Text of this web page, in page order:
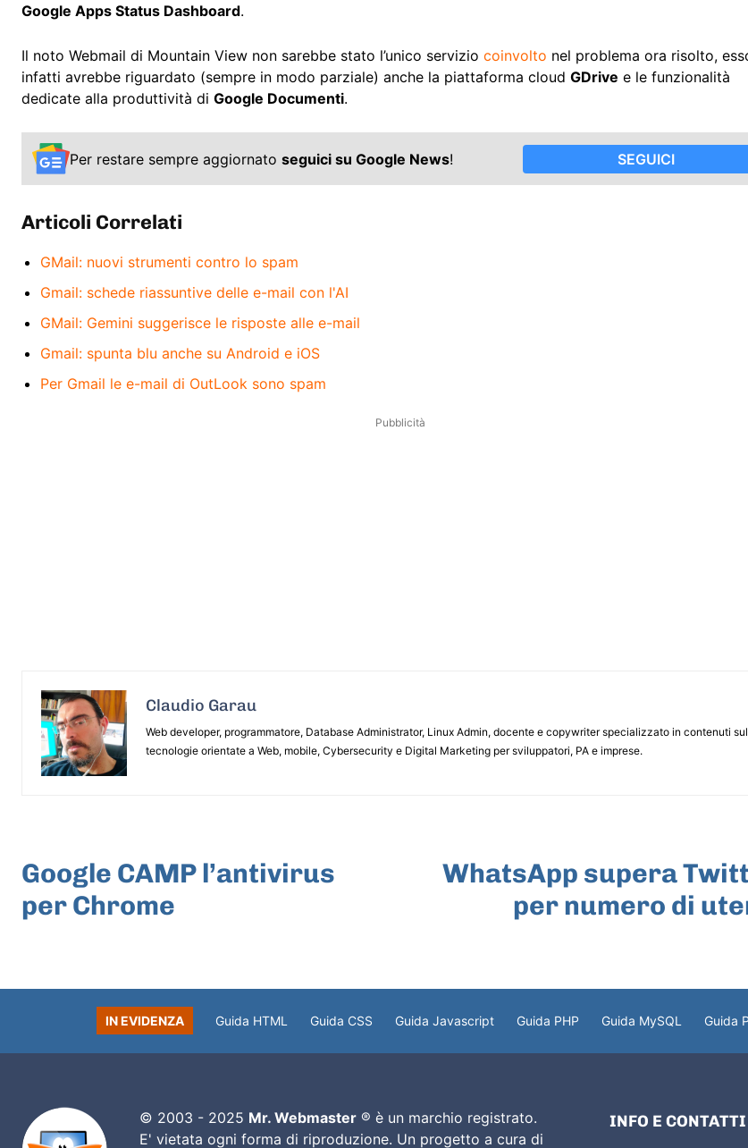
Google Apps Status Dashboard.
Il noto Webmail di Mountain View non sarebbe stato l’unico servizio coinvolto nel problema ora risolto,
infatti avrebbe riguardato (sempre in modo parziale) anche la piattaforma cloud GDrive e le funzionalità
dedicate alla produttività di Google Documenti.
Per restare sempre aggiornato seguici su Google News! SEGUICI
Articoli Correlati
GMail: nuovi strumenti contro lo spam
Gmail: schede riassuntive delle e-mail con l'AI
GMail: Gemini suggerisce le risposte alle e-mail
Gmail: spunta blu anche su Android e iOS
Per Gmail le e-mail di OutLook sono spam
Pubblicità
Claudio Garau
Web developer, programmatore, Database Administrator, Linux Admin, docente e copywriter specializzato in contenuti
tecnologie orientate a Web, mobile, Cybersecurity e Digital Marketing per sviluppatori, PA e imprese.
Google CAMP l’antivirus
per Chrome
WhatsApp supera
per numero di
IN EVIDENZA Guida HTML Guida CSS Guida Javascript Guida PHP Guida MySQL Guida
© 2003 - 2025 Mr. Webmaster® è un marchio registrato.
E' vietata ogni forma di riproduzione. Un progetto a cura di
INFO E CONTATTI